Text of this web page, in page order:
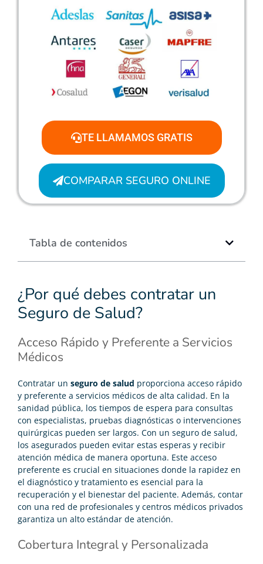
¿Por qué debes contratar un
Seguro de Salud?
Acceso Rápido y Preferente a Servicios
Médicos
Contratar un seguro de salud proporciona acceso rápido
y preferente a servicios médicos de alta calidad. En la
sanidad pública, los tiempos de espera para consultas
con especialistas, pruebas diagnósticas o intervenciones
quirúrgicas pueden ser largos. Con un seguro de salud,
los asegurados pueden evitar estas esperas y recibir
atención médica de manera oportuna. Este acceso
preferente es crucial en situaciones donde la rapidez en
el diagnóstico y tratamiento es esencial para la
recuperación y el bienestar del paciente. Además, contar
con una red de profesionales y centros médicos privados
garantiza un alto estándar de atención.
Cobertura Integral y Personalizada
TE LLAMAMOS GRATIS
COMPARAR SEGURO ONLINE
Tabla de contenidos